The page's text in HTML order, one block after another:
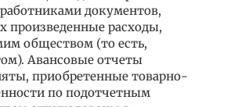
документов,
расходы,
обществом (то есть,
Авансовые отчеты
приобретенные товарно-
по подотчетным